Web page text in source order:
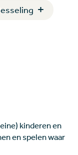
kinderen en
en spelen waar